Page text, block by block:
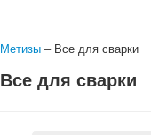
Метизы – Все для сварки
Все для сварки